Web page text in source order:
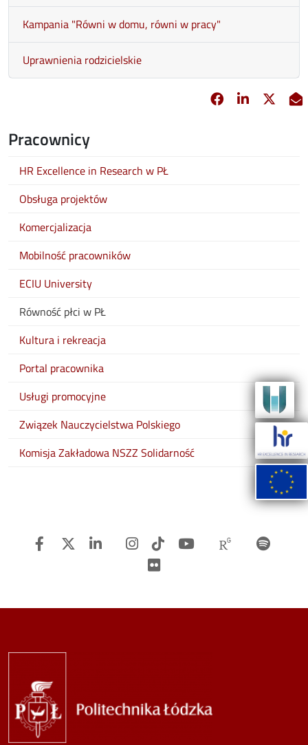
Kampania "Równi w domu, równi w pracy"
Uprawnienia rodzicielskie
Facebook
opens in new
Linkedin
opens in
X
Pracownicy
HR Excellence in Research w PŁ
Obsługa projektów
Komercjalizacja
Mobilność pracowników
ECIU University
Równość płci w PŁ
Kultura i rekreacja
Portal pracownika
Usługi promocyjne
Związek Nauczycielstwa Polskiego
Komisja Zakładowa NSZZ Solidarność
Facebook
Twitter LinkedinInstagram
TiTok Youtube